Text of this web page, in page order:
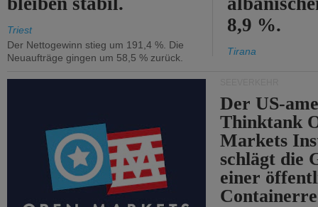
Triest
Der Nettogewinn stieg um 191,4 %. Die
Neuaufträge gingen um 58,5 % zurück.
8,9 %.
Tirana
Der US-
Thinktank
Markets
schlägt die
einer